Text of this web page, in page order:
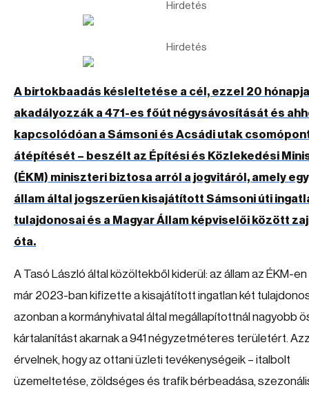
Hirdetés
Hirdetés
A birtokbaadás késleltetése a cél, ezzel 20 hónapja
akadályozzák a 471-es főút négysávosítását és
kapcsolódóan a Sámsoni és Acsádi utak
átépítését – beszélt az Építési és Közlekedési
(ÉKM) miniszteri biztosa arról a jogvitáról, amely
állam által jogszerűen kisajátított Sámsoni úti
tulajdonosai és a Magyar Állam képviselői között
óta.
A Tasó László által közöltekből kiderül: az állam az ÉKM-
már 2023-ban kifizette a kisajátított ingatlan két
azonban a kormányhivatal által megállapítottnál nagyobb
kártalanítást akarnak a 941 négyzetméteres területért.
érvelnek, hogy az ottani üzleti tevékenységeik – italbolt
üzemeltetése, zöldséges és trafik bérbeadása,